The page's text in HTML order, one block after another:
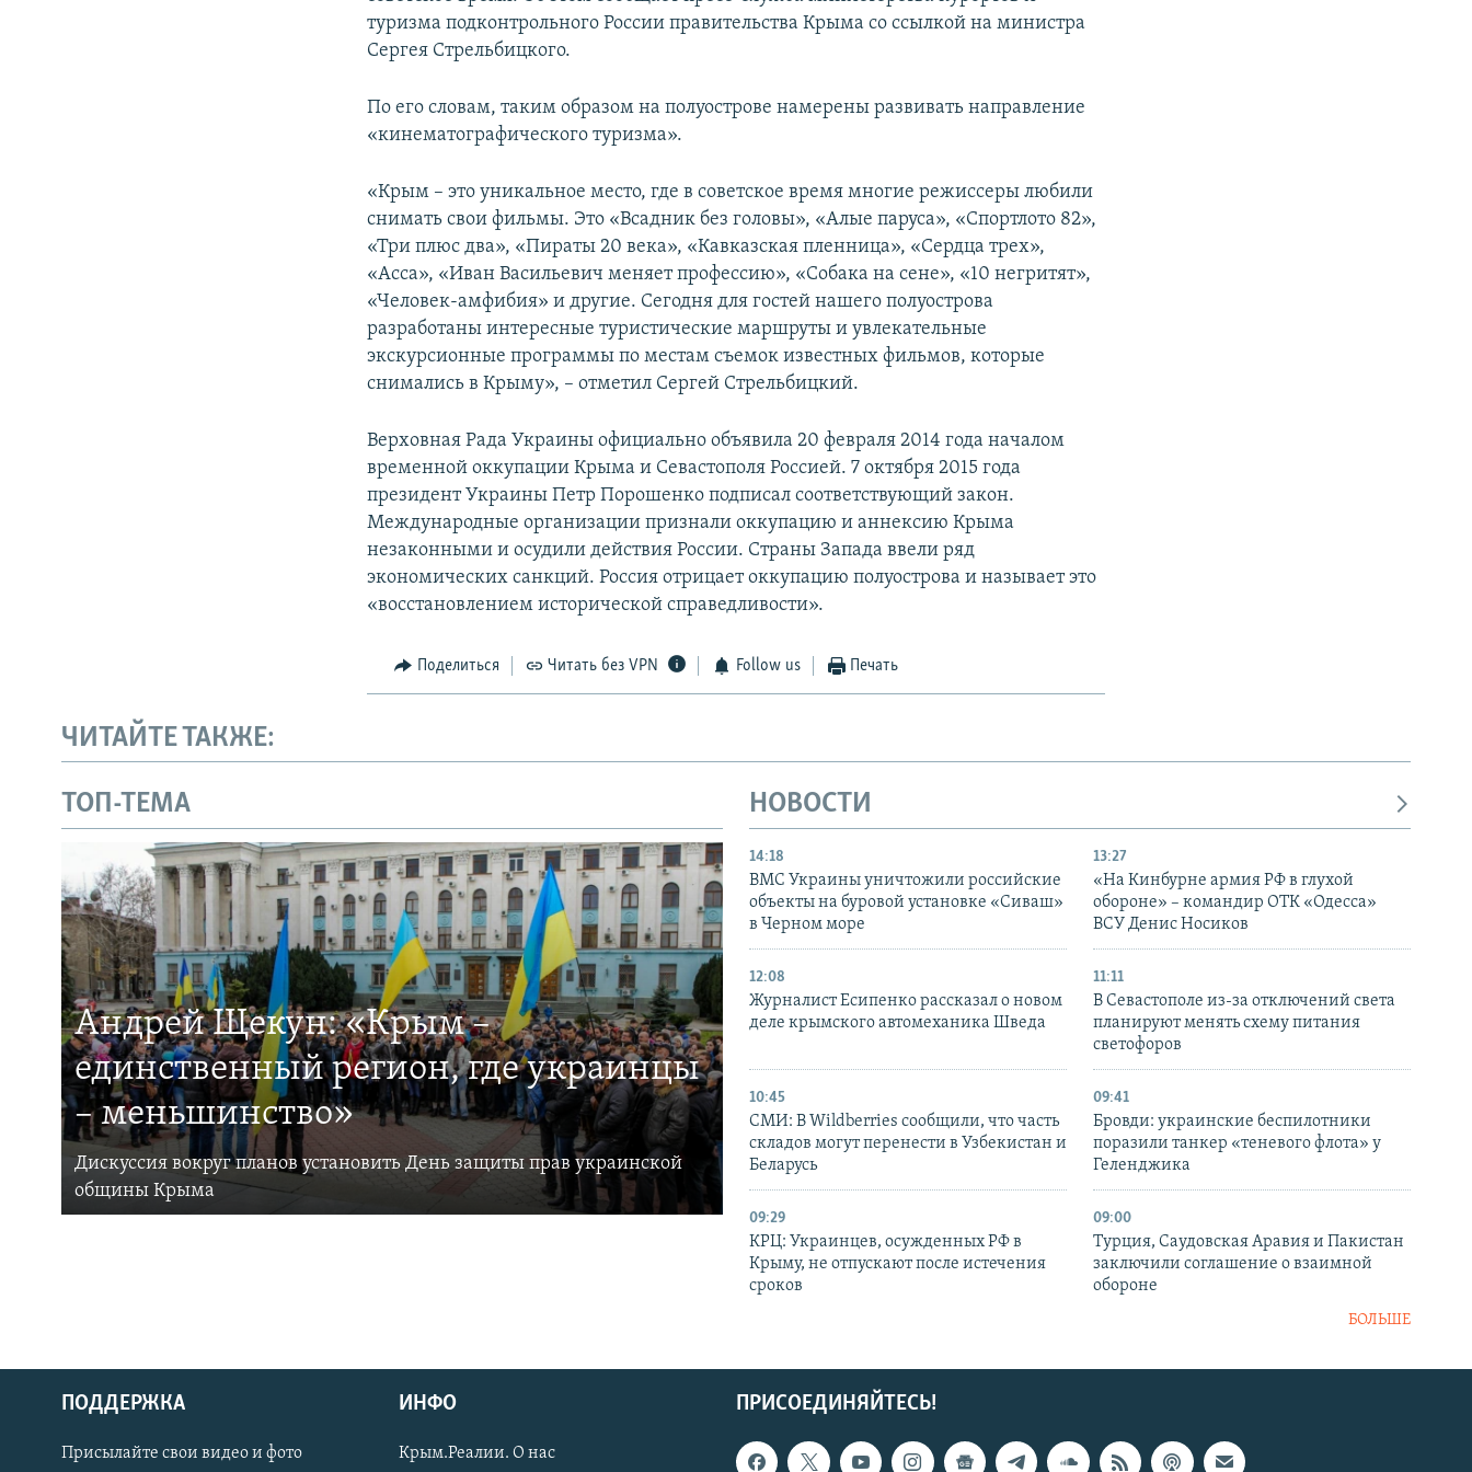
Українською
туризма подконтрольного России правительства Крыма со ссылкой на министра
Сергея Стрельбицкого.
По его словам, таким образом на полуострове намерены развивать направление
«кинематографического туризма».
«Крым – это уникальное место, где в советское время многие режиссеры любили
снимать свои фильмы. Это «Всадник без головы», «Алые паруса», «Спортлото 82»,
«Три плюс два», «Пираты 20 века», «Кавказская пленница», «Сердца трех»,
«Асса», «Иван Васильевич меняет профессию», «Собака на сене», «10 негритят»,
«Человек-амфибия» и другие. Сегодня для гостей нашего полуострова
разработаны интересные туристические маршруты и увлекательные
экскурсионные программы по местам съемок известных фильмов, которые
снимались в Крыму», – отметил Сергей Стрельбицкий.
Верховная Рада Украины официально объявила 20 февраля 2014 года началом
временной оккупации Крыма и Севастополя Россией. 7 октября 2015 года
президент Украины Петр Порошенко подписал соответствующий закон.
Международные организации признали оккупацию и аннексию Крыма
незаконными и осудили действия России. Страны Запада ввели ряд
экономических санкций. Россия отрицает оккупацию полуострова и называет это
«восстановлением исторической справедливости».
Поделиться Читать без VPN Follow us Печать
ЧИТАЙТЕ ТАКЖЕ:
ТОП-ТЕМА
Андрей Щекун: «Крым –
единственный регион, где украинцы
– меньшинство»
Дискуссия вокруг планов установить День защиты прав украинской
общины Крыма
НОВОСТИ
14:18
ВМС Украины уничтожили российские
объекты на буровой установке «Сиваш»
в Черном море
13:27
«На Кинбурне армия РФ в глухой
обороне» – командир ОТК «Одесса»
ВСУ Денис Носиков
12:08
Журналист Есипенко рассказал о новом
деле крымского автомеханика Шведа
11:11
В Севастополе из-за отключений света
планируют менять схему питания
светофоров
10:45
СМИ: В Wildberries сообщили, что часть
складов могут перенести в Узбекистан и
Беларусь
09:41
Бровди: украинские беспилотники
поразили танкер «теневого флота» у
Геленджика
09:29
КРЦ: Украинцев, осужденных РФ в
Крыму, не отпускают после истечения
сроков
09:00
Турция, Саудовская Аравия и Пакистан
заключили соглашение о взаимной
обороне
БОЛЬШЕ
ПРИСОЕДИНЯЙТЕСЬ!
ПОДДЕРЖКА
Присылайте свои видео и фото
ИНФО
Крым.Реалии. О нас